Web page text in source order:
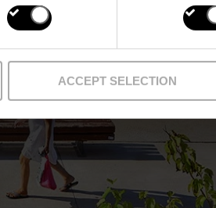
ACCEPT SELECTION